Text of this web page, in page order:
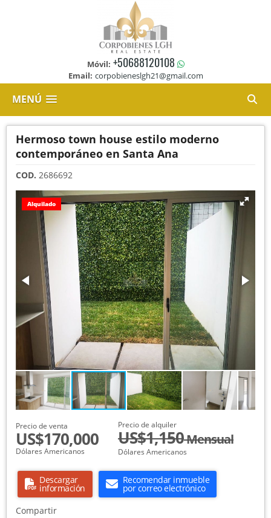
Móvil: +50688120108
Email: corpobieneslgh21@gmail.com
MENÚ
Hermoso town house estilo moderno
contemporáneo en Santa Ana
COD. 2686692
Alquilado
Precio de venta
US$170,000
Dólares Americanos
Precio de alquiler
US$1,150Mensual
Dólares Americanos
Descargar
información
Recomendar inmueble
por correo electrónico
Compartir